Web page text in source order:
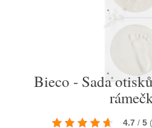
Bieco - Sada
4.7 / 5 (